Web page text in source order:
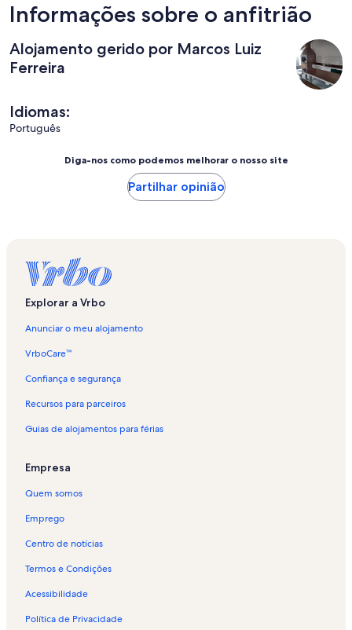
Informações sobre o anfitrião
Alojamento gerido por Marcos Luiz
Ferreira
Idiomas:
Português
Diga-nos como podemos melhorar o nosso site
Partilhar opinião
Explorar a Vrbo
Anunciar o meu alojamento
VrboCare™
Confiança e segurança
Recursos para parceiros
Guias de alojamentos para férias
Empresa
Quem somos
Emprego
Centro de notícias
Termos e Condições
Acessibilidade
Política de Privacidade